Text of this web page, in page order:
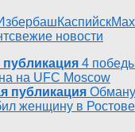
Каспийск
свежие новости
4
на UFC Moscow
публикация
женщину в Ростове